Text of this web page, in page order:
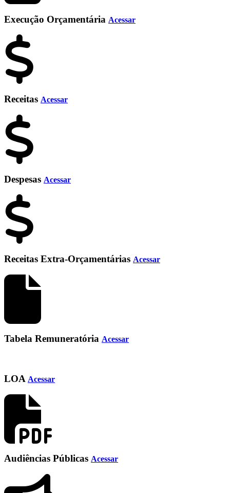
Execução Orçamentária Acessar
Receitas Acessar
Despesas Acessar
Receitas Extra-Orçamentárias Acessar
Tabela Remuneratória Acessar
LOA Acessar
Audiências Públicas Acessar